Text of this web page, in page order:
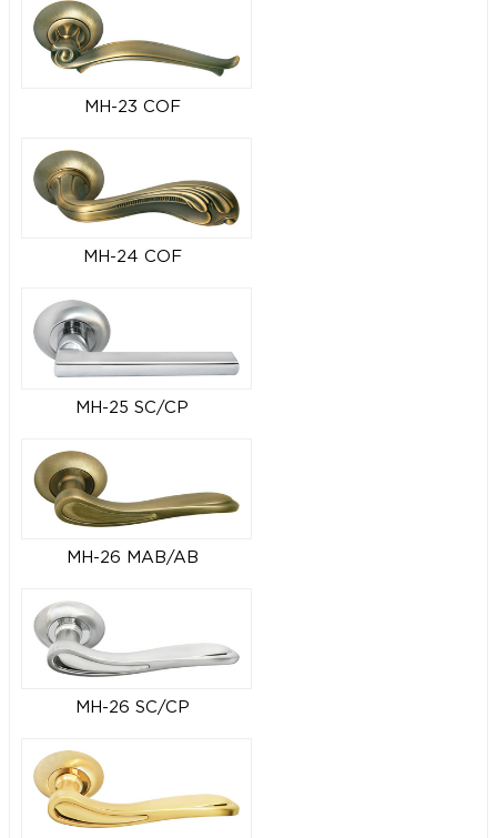
MH-23 COF
MH-24 COF
MH-25 SC/CP
MH-26 MAB/AB
MH-26 SC/CP